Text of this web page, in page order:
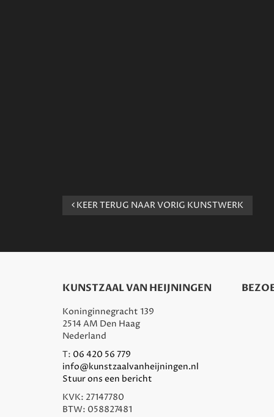
KEER TERUG NAAR VORIG KUNSTWERK
KUNSTZAAL VAN HEIJNINGEN
Koninginnegracht 139
2514 AM Den Haag
Nederland
T: 06 420 56 779
info@kunstzaalvanheijningen.nl
Stuur ons een bericht
KVK: 27147780
BTW: 058827481